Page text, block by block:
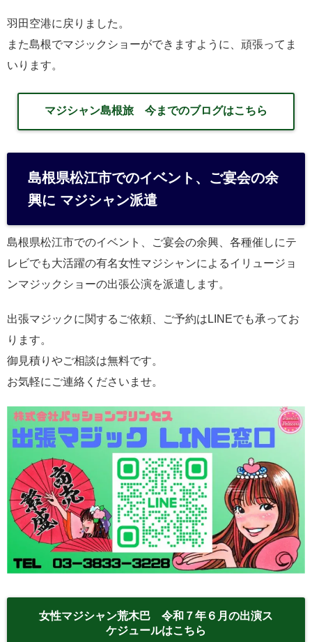
羽田空港に戻りました。
また島根でマジックショーができますように、頑張ってま
いります。
マジシャン島根旅 今までのブログはこちら
島根県松江市でのイベント、ご宴会の余
興に マジシャン派遣
島根県松江市でのイベント、ご宴会の余興、各種催しにテ
レビでも大活躍の有名女性マジシャンによるイリュージョ
ンマジックショーの出張公演を派遣します。
出張マジックに関するご依頼、ご予約はLINEでも承ってお
ります。
御見積りやご相談は無料です。
お気軽にご連絡くださいませ。
女性マジシャン荒木巴 令和７年６月の出演ス
ケジュールはこちら